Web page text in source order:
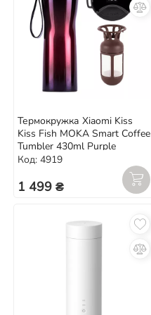
Термокружка Xiaomi Kiss
Kiss Fish MOKA Smart Coffee
Tumbler 430ml Purple
Код: 4919
1 499 ₴